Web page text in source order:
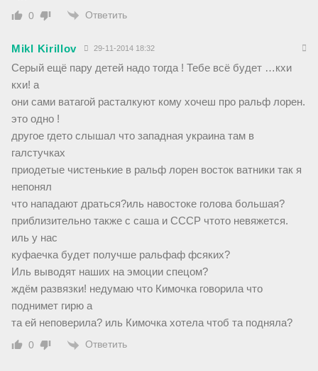
0 Ответить
Mikl Kirillov 29-11-2014 18:32
Серый ещё пару детей надо тогда ! Тебе всё будет …кхи
кхи! а
они сами ватагой расталкуют кому хочеш про ральф лорен.
это одно !
другое гдето слышал что западная украина там в
галстучках
приодетые чистенькие в ральф лорен восток ватники так я
непонял
что нападают драться?иль навостоке голова большая?
приблизительно также с саша и СССР чтото невяжется.
иль у нас
куфаечка будет получше ральфаф фсяких?
Иль выводят наших на эмоции спецом?
ждём развязки! недумаю что Кимочка говорила что
поднимет гирю а
та ей неповерила? иль Кимочка хотела чтоб та подняла?
0 Ответить